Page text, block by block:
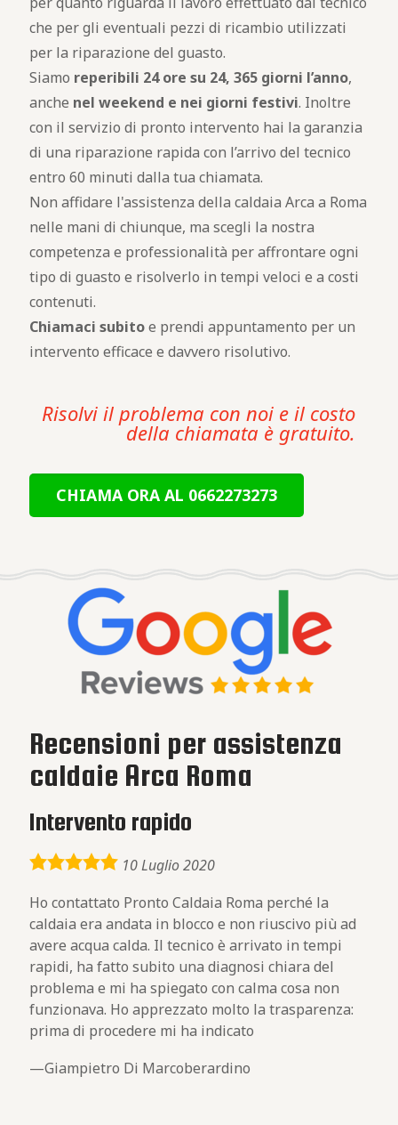
che per gli eventuali pezzi di ricambio utilizzati
per la riparazione del guasto.
Siamo reperibili 24 ore su 24, 365 giorni l’anno,
anche nel weekend e nei giorni festivi. Inoltre
con il servizio di pronto intervento hai la garanzia
di una riparazione rapida con l’arrivo del tecnico
entro 60 minuti dalla tua chiamata.
Non affidare l'assistenza della caldaia Arca a Roma
nelle mani di chiunque, ma scegli la nostra
competenza e professionalità per affrontare ogni
tipo di guasto e risolverlo in tempi veloci e a costi
contenuti.
Chiamaci subitoe prendi appuntamento per un
intervento efficace e davvero risolutivo.
Risolvi il problema con noi e il costo
della chiamata è gratuito.
CHIAMA ORA AL 0662273273
Recensioni per assistenza
caldaie Arca Roma
Intervento rapido
5,0
10 Luglio 2020
Ho contattato Pronto Caldaia Roma perché la
caldaia era andata in blocco e non riuscivo più ad
avere acqua calda. Il tecnico è arrivato in tempi
rapidi, ha fatto subito una diagnosi chiara del
problema e mi ha spiegato con calma cosa non
funzionava. Ho apprezzato molto la trasparenza:
prima di procedere mi ha indicato
Giampietro Di Marcoberardino